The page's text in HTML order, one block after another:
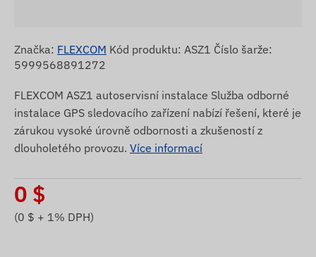
Značka: FLEXCOM Kód produktu: ASZ1 Číslo šarže:
5999568891272
FLEXCOM ASZ1 autoservisní instalace Služba odborné
instalace GPS sledovacího zařízení nabízí řešení, které je
zárukou vysoké úrovně odbornosti a zkušeností z
dlouholetého provozu. Více informací
0 $
(0 $ + 1% DPH)